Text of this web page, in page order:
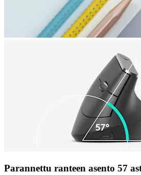
Parannettu ranteen asento 57